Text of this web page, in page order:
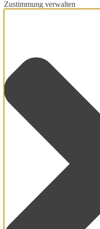
Zustimmung verwalten